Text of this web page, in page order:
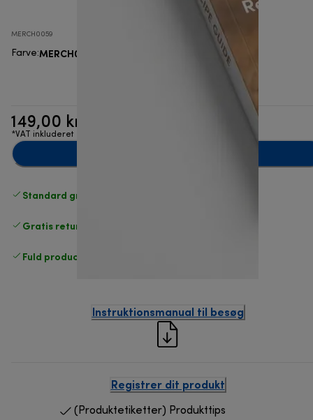
MERCH0059
Farve:MERCH0059
149,00 kr.
*VAT inkluderet
Standard gratis levering
Gratis returneringer
Fuld producentgaranti
Instruktionsmanual til besøg
Registrer dit produkt
(Produktetiketter) Produkttips